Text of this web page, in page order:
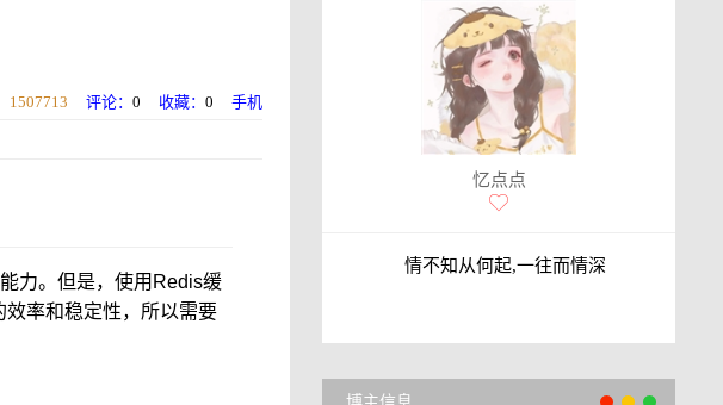
1507713 评论：0 收藏：0 手机
力。但是，使用Redis缓
率和稳定性，所以需要
忆点点
情不知从何起,一往而情深